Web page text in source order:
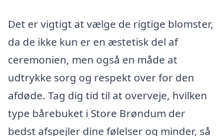
Det er vigtigt at vælge de rigtige blomster,
da de ikke kun er en æstetisk del af
ceremonien, men også en måde at
udtrykke sorg og respekt over for den
afdøde. Tag dig tid til at overveje, hvilken
type bårebuket i Store Brøndum der
bedst afspejler dine følelser og minder, så